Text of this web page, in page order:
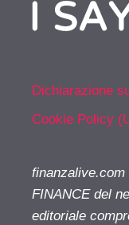
Dichiarazione
Cookie Policy
finanzalive.com
FINANCE del
editoriale